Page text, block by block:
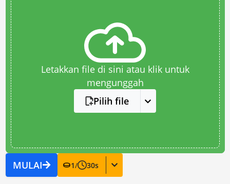
Letakkan file di sini atau klik untuk
mengunggah
Pilih file
MULAI 1/ 30s